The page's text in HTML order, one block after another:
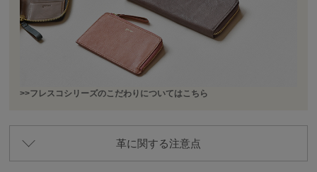
>>フレスコシリーズのこだわりについてはこちら
革に関する注意点